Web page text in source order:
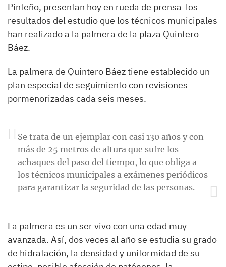
Pinteño, presentan hoy en rueda de prensa los
resultados del estudio que los técnicos municipales
han realizado a la palmera de la plaza Quintero
Báez.
La palmera de Quintero Báez tiene establecido un
plan especial de seguimiento con revisiones
pormenorizadas cada seis meses.
Se trata de un ejemplar con casi 130 años y con
más de 25 metros de altura que sufre los
achaques del paso del tiempo, lo que obliga a
los técnicos municipales a exámenes periódicos
para garantizar la seguridad de las personas.
La palmera es un ser vivo con una edad muy
avanzada. Así, dos veces al año se estudia su grado
de hidratación, la densidad y uniformidad de su